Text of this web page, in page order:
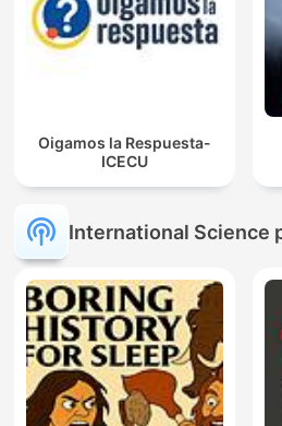
Oigamos la Respuesta-
ICECU
International Science